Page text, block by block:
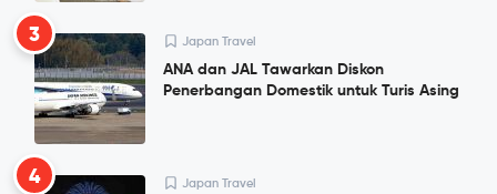
3 Japan Travel
ANA dan JAL Tawarkan Diskon
Penerbangan Domestik untuk Turis Asing
4 Japan Travel